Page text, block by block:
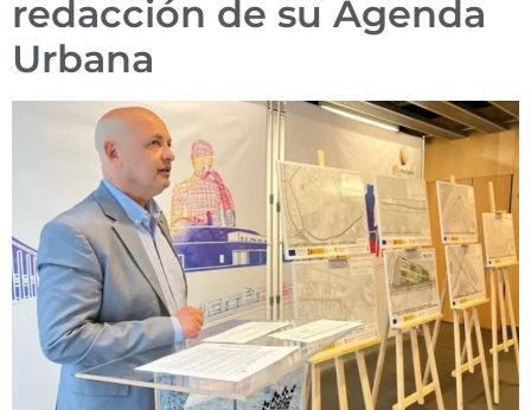
redacción de su Agenda
Urbana